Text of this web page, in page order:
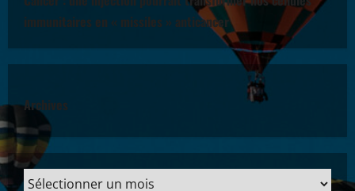
immunitaires en « missiles » anticancer
Archives